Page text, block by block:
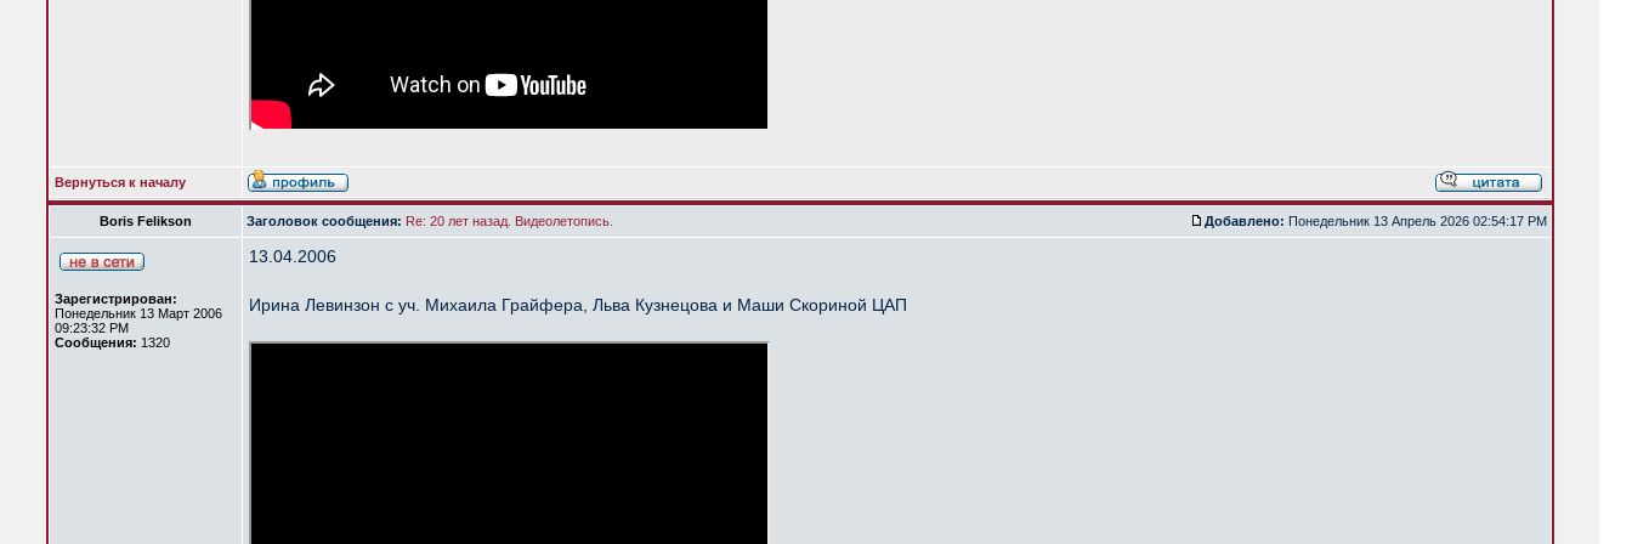
Вернуться к началу
Boris Felikson Заголовок сообщения: Re: 20 лет назад. Видеолетопись. Добавлено: Понедельник 13 Апрель 2026 02:54:17 PM
Зарегистрирован:
Понедельник 13 Март 2006
09:23:32 PM
Сообщения: 1320
13.04.2006
Ирина Левинзон с уч. Михаила Грайфера, Льва Кузнецова и Маши Скориной ЦАП